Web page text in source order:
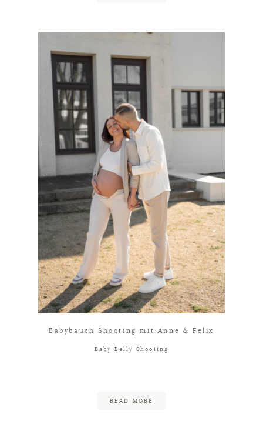
Babybauch Shooting mit Anne & Felix
Baby Belly Shooting
READ MORE